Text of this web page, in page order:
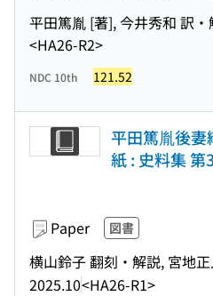
平田篤胤 [著], 今井秀和 訳・
<HA26-R2>
NDC 10th 121.52
平田篤胤後妻
紙 : 史料集 第
Paper 図書
横山鈴子 翻刻・解説, 宮地
2025.10<HA26-R1>